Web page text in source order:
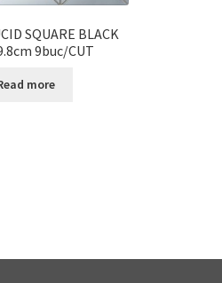
SQUARE BLACK
9buc/CUT
more